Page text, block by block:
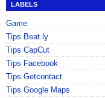
LABELS
Game
Tips Beat.ly
Tips CapCut
Tips Facebook
Tips Getcontact
Tips Google Maps